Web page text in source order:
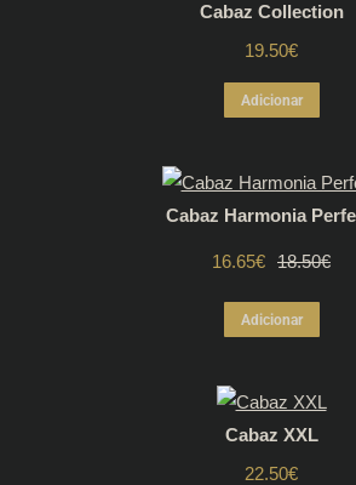
Cabaz Collection
19.50€
Adicionar
Cabaz Harmonia
18.50€
O
preço
era:
16.65€ O
preço
é:
Adicionar
Cabaz XXL
22.50€